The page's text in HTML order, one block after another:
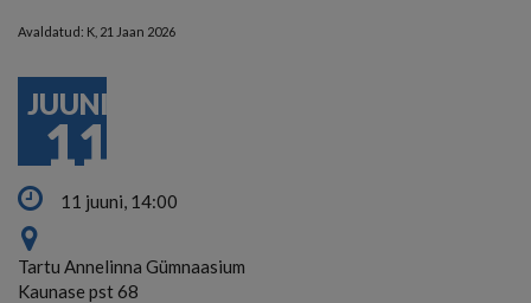
Avaldatud: K, 21 Jaan 2026
JUUNI
11
11 juuni, 14:00
Tartu Annelinna Gümnaasium
Kaunase pst 68